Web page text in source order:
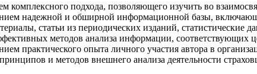
комплексного подхода, позволяющего изучить во
надежной и обширной информационной базы,
статьи из периодических изданий, статистические
методов анализа информации, соответствующих
практического опыта личного участия автора в
и методов внешнего анализа деятельности